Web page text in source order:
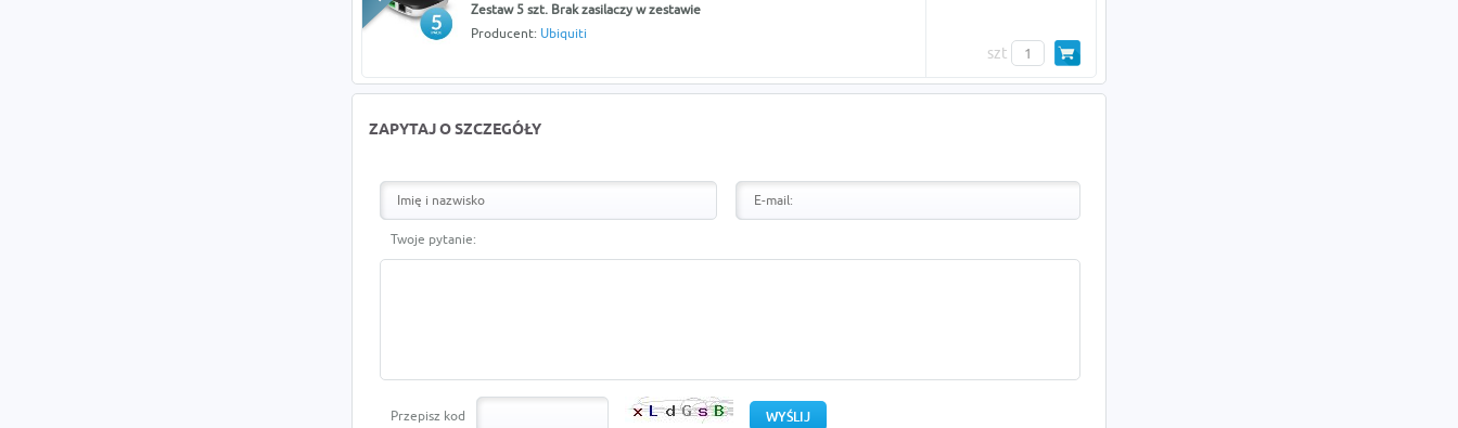
Zestaw 5 szt. Brak zasilaczy w zestawie
Producent: Ubiquiti
szt
ZAPYTAJ O SZCZEGÓŁY
Twoje pytanie:
Przepisz kod